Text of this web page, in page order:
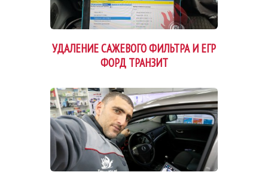
УДАЛЕНИЕ САЖЕВОГО ФИЛЬТРА И ЕГР
ФОРД ТРАНЗИТ